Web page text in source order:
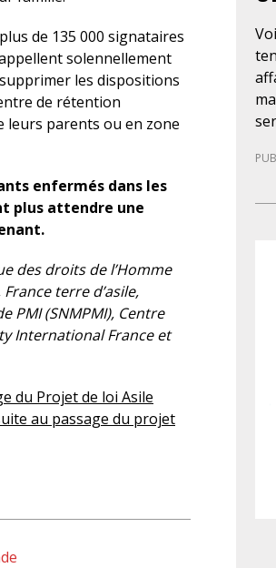
de 135 000 signataires
solennellement
les dispositions
de rétention
leurs parents ou en zone
enfermés dans les
plus attendre une
des droits de l’Homme
terre d’asile,
PMI (SNMPMI), Centre
International France et
du Projet de loi Asile
au passage du projet